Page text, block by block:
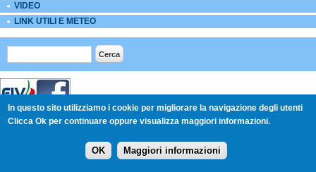
VIDEO
LINK UTILI E METEO
Form di ricerca
CONTATTI: Piazzale Atleti Azzurri d'Italia - 34148 Trieste -
Telefono 393 8788156 - XIII-Zona@federvela.it -
Cookie Policy
In questo sito utilizziamo i cookie per migliorare la navigazione degli utenti
Clicca Ok per continuare oppure visualizza maggiori informazioni.
OK Maggiori informazioni